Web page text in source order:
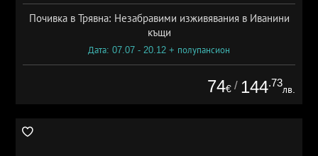
Почивка в Трявна: Незабравими изживявания в Иванини
къщи
Дата: 07.07 - 20.12 + полупансион
74€ / 144.73
лв.